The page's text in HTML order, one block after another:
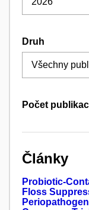
Druh
Počet
Články
Probiotic-
Floss